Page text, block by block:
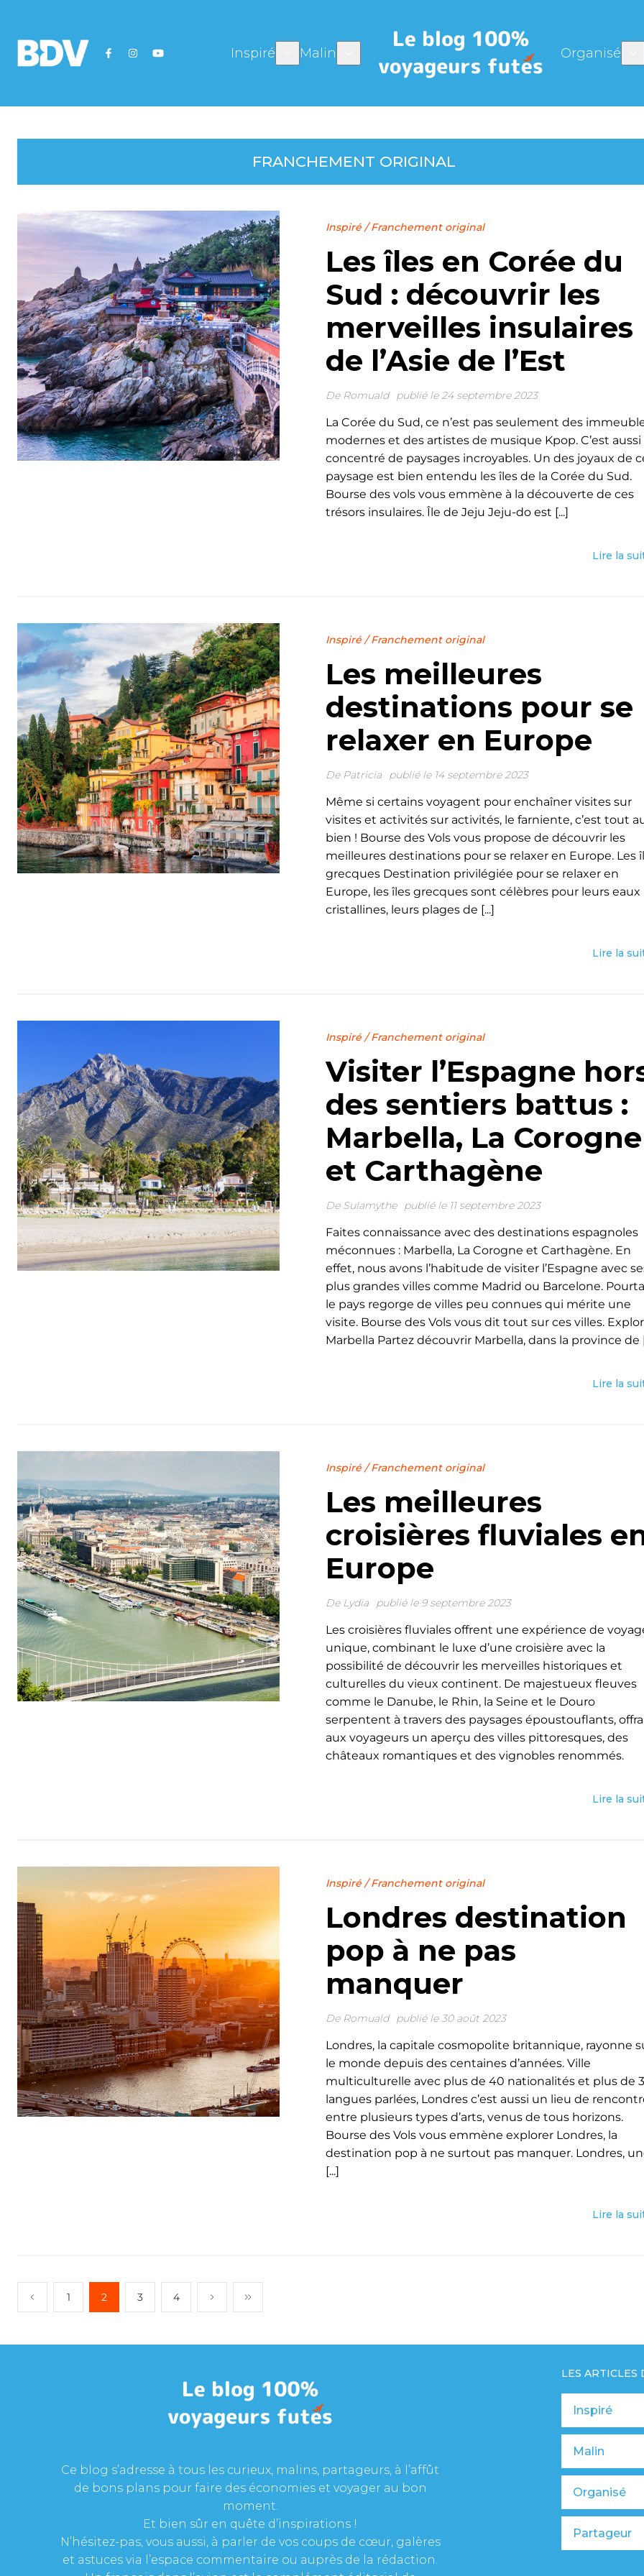
Inspiré Malin Organisé
FRANCHEMENT ORIGINAL
Inspiré/Franchement original
Les îles en Corée du
Sud : découvrir les
merveilles insulaires
de l’Asie de l’Est
De Romuald publié le 24 septembre 2023
La Corée du Sud, ce n’est pas seulement des
modernes et des artistes de musique Kpop. C’est aussi
concentré de paysages incroyables. Un des joyaux de
paysage est bien entendu les îles de la Corée du Sud.
Bourse des vols vous emmène à la découverte de ces
trésors insulaires. Île de Jeju Jeju-do est [...]
Lire la
Inspiré/Franchement original
Les meilleures
destinations pour se
relaxer en Europe
De Patricia publié le 14 septembre 2023
Même si certains voyagent pour enchaîner visites sur
visites et activités sur activités, le farniente, c’est tout
bien ! Bourse des Vols vous propose de découvrir les
meilleures destinations pour se relaxer en Europe. Les
grecques Destination privilégiée pour se relaxer en
Europe, les îles grecques sont célèbres pour leurs eaux
cristallines, leurs plages de [...]
Lire la
Inspiré/Franchement original
Visiter l’Espagne
des sentiers battus :
Marbella, La Corogne
et Carthagène
De Sulamythe publié le 11 septembre 2023
Faites connaissance avec des destinations espagnoles
méconnues : Marbella, La Corogne et Carthagène. En
effet, nous avons l’habitude de visiter l’Espagne avec
plus grandes villes comme Madrid ou Barcelone.
le pays regorge de villes peu connues qui mérite une
visite. Bourse des Vols vous dit tout sur ces villes.
Marbella Partez découvrir Marbella, dans la province de
Lire la
Inspiré/Franchement original
Les meilleures
croisières fluviales
Europe
De Lydia publié le 9 septembre 2023
Les croisières fluviales offrent une expérience de
unique, combinant le luxe d’une croisière avec la
possibilité de découvrir les merveilles historiques et
culturelles du vieux continent. De majestueux fleuves
comme le Danube, le Rhin, la Seine et le Douro
serpentent à travers des paysages époustouflants,
aux voyageurs un aperçu des villes pittoresques, des
châteaux romantiques et des vignobles renommés.
Lire la
Inspiré/Franchement original
Londres destination
pop à ne pas
manquer
De Romuald publié le 30 août 2023
Londres, la capitale cosmopolite britannique, rayonne
le monde depuis des centaines d’années. Ville
multiculturelle avec plus de 40 nationalités et plus de
langues parlées, Londres c’est aussi un lieu de
entre plusieurs types d’arts, venus de tous horizons.
Bourse des Vols vous emmène explorer Londres, la
destination pop à ne surtout pas manquer. Londres,
[...]
Lire la
1 2 3 4
Ce blog s’adresse à tous les curieux, malins, partageurs, à l’affût
de bons plans pour faire des économies et voyager au bon
moment.
Et bien sûr en quête d’inspirations !
N’hésitez-pas, vous aussi, à parler de vos coups de cœur, galères
et astuces via l’espace commentaire ou auprès de la rédaction.
LES ARTICLES
Inspiré
Malin
Organisé
Partageur